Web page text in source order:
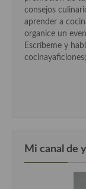
Cocina
Cocina Polaca
Cocina
Cocina Turca
consejos
aprender a
organice un
Escríbeme y
Mi canal de